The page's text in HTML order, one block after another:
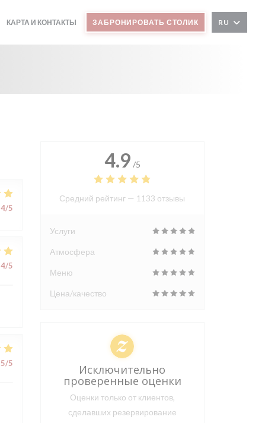
КАРТА И КОНТАКТЫ ЗАБРОНИРОВАТЬ СТОЛИК RU
4/5
4/5
5/5
4.9 /5
Средний рейтинг — 1133 отзывы
Услуги
Атмосфера
Меню
Цена/качество
Исключительно
проверенные оценки
Оценки только от клиентов,
сделавших резервирование